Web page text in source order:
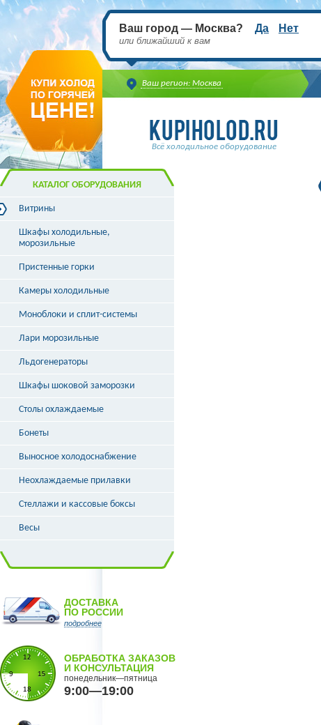
Ваш регион: Москва
Ваш город — Москва? Да Нет
или ближайший к вам
Всё холодильное оборудование
КАТАЛОГ ОБОРУДОВАНИЯ
Витрины
Витрины холодильные
Витрины морозильные
Витрины кондитерские
Витрины угловые
Витрины «рыба на льду»
Шкафы холодильные,
морозильные
Пристенные горки
Камеры холодильные
Моноблоки и сплит-системы
Лари морозильные
Льдогенераторы
Шкафы шоковой заморозки
Столы охлаждаемые
Бонеты
Выносное холодоснабжение
Неохлаждаемые прилавки
Стеллажи и кассовые боксы
Весы
ДОСТАВКА
ПО РОССИИ
подробнее
ОБРАБОТКА ЗАКАЗОВ
И КОНСУЛЬТАЦИЯ
понедельник—пятница
9:00—19:00